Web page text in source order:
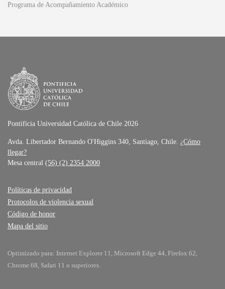
Programa de Acompañamiento Académico
Pontificia Universidad Católica de Chile 2026
Avda. Libertador Bernando O'Higgins 340, Santiago, Chile. ¿Cómo
llegar?
Mesa central (56) (2) 2354 2000
Políticas de privacidad
Protocolos de violencia sexual
Código de honor
Mapa del sitio
Optimizado para: Internet Explorer 11, Microsoft Edge 44, Firefox 62,
Chrome 68, Safari 11 o superiores.